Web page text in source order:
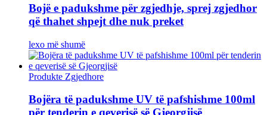
Bojë e padukshme për zgjedhje, sprej zgjedhor
që thahet shpejt dhe nuk preket
lexo më shumë
Produkte Zgjedhore
Bojëra të padukshme UV të pafshishme 100ml
për tenderin e qeverisë së Gjeorgjisë